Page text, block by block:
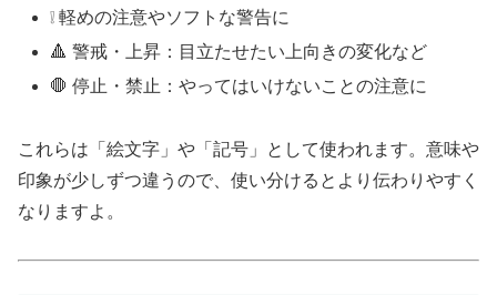
❕ 軽めの注意やソフトな警告に
🔺 警戒・上昇：目立たせたい上向きの変化など
🛑 停止・禁止：やってはいけないことの注意に
これらは「絵文字」や「記号」として使われます。意味や
印象が少しずつ違うので、使い分けるとより伝わりやすく
なりますよ。